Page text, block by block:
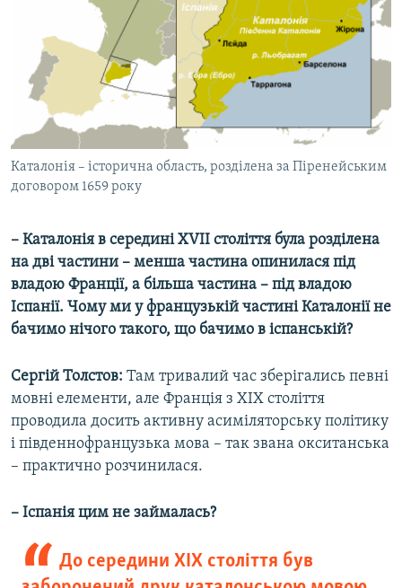
Каталонія – історична область, розділена за Піренейським
договором 1659 року
– Каталонія в середині XVII століття була розділена
на дві частини – менша частина опинилася під
владою Франції, а більша частина – під владою
Іспанії. Чому ми у французькій частині Каталонії не
бачимо нічого такого, що бачимо в іспанській?
Сергій Толстов: Там тривалий час зберігались певні
мовні елементи, але Франція з XIX століття
проводила досить активну асиміляторську політику
і південнофранцузька мова – так звана окситанська
– практично розчинилася.
– Іспанія цим не займалась?
До середини ХІХ століття був